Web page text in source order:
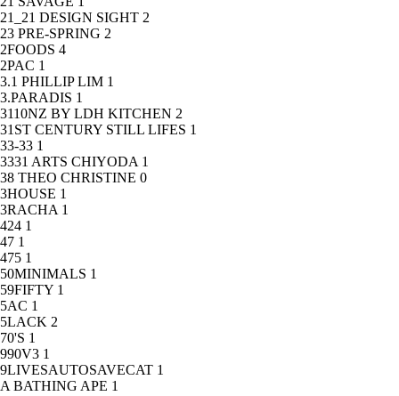
21_21 DESIGN SIGHT 2
23 PRE-SPRING 2
2FOODS 4
2PAC 1
3.1 PHILLIP LIM 1
3.PARADIS 1
3110NZ BY LDH KITCHEN 2
31ST CENTURY STILL LIFES 1
33-33 1
3331 ARTS CHIYODA 1
38 THEO CHRISTINE 0
3HOUSE 1
3RACHA 1
424 1
47 1
475 1
50MINIMALS 1
59FIFTY 1
5AC 1
5LACK 2
70'S 1
990V3 1
9LIVESAUTOSAVECAT 1
A BATHING APE 1